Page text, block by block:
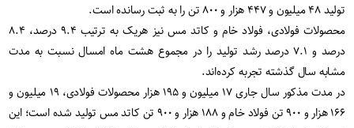
تولید ۴۸ میلیون و ۴۴۷ هزار و ۸۰۰ تن را به ثبت رسانده است.
محصولات فولادی، فولاد خام و کاتد مس نیز هریک به ترتیب ۹.۴ درصد، ۸.۴
درصد و ۷.۱ درصد رشد تولید را در مجموع هشت ماه امسال نسبت به مدت
مشابه سال گذشته تجربه کرده‌اند.
در مدت مذکور سال جاری ۱۷ میلیون و ۱۹۵ هزار محصولات فولادی، ۱۹ میلیون و
۱۶۶ هزار و ۹۰۰ تن فولاد خام و ۱۸۸ هزار و ۹۰۰ تن کاتد مس تولید شده است؛ این